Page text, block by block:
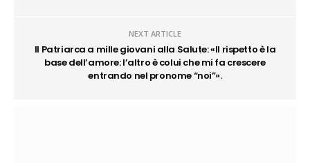
NEXT ARTICLE
Il Patriarca a mille giovani alla Salute: «Il rispetto è la
base dell’amore: l’altro è colui che mi fa crescere
entrando nel pronome “noi”».